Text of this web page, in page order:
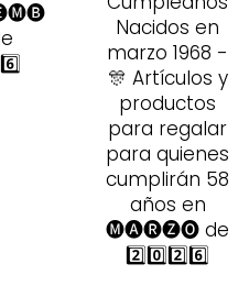
Nacidos en
marzo 1968 -
🎊 Artículos y
productos
para regalar
para quienes
cumplirán 58
años en
🅜🅐🅡🅩🅞 de
2️⃣0️⃣2️⃣6️⃣